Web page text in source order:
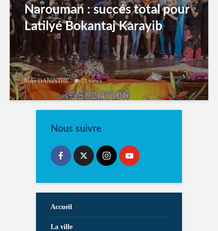
Narouman : succés total pour
Latilyé Bokantaj Karayib
Mike DANINTHE 21 views
Nous suivre
Accueil
La ville